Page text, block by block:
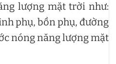
lượng mặt trời như:
phụ, bồn phụ, đường
nóng năng lượng mặt